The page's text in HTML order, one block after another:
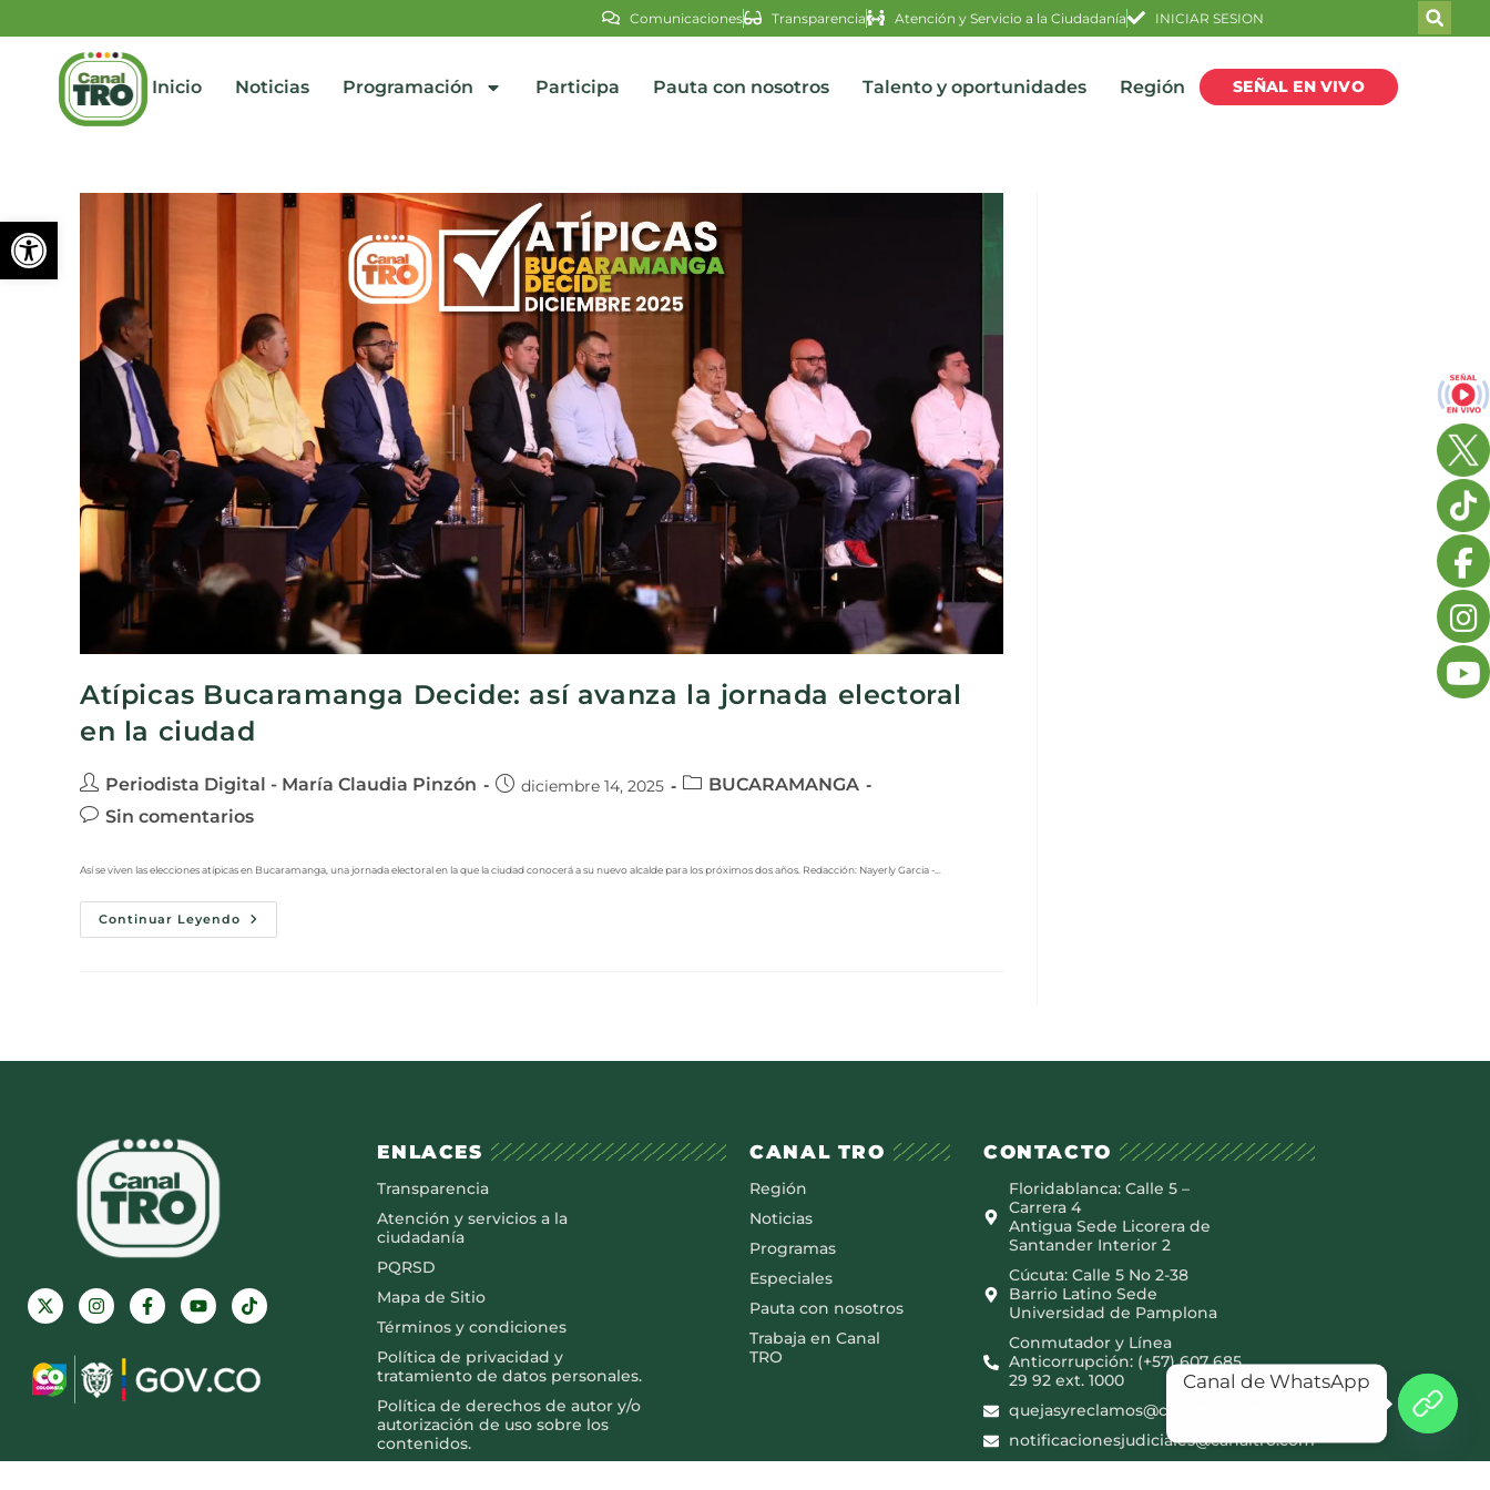
Abrir barra de herramientas
Comunicaciones Transparencia Atención y Servicio a la Ciudadanía INICIAR SESION
Inicio Noticias Programación Participa Pauta con nosotros Talento y oportunidades Región SEÑAL EN VIVO
Atípicas Bucaramanga Decide: así avanza la jornada electoral
en la ciudad
Periodista Digital - María Claudia Pinzón diciembre 14, 2025
BUCARAMANGA
Sin comentarios
Así se viven las elecciones atípicas en Bucaramanga, una jornada electoral en la que la ciudad conocerá a su nuevo alcalde para los próximos dos años. Redacción: Nayerly Garcia -…
Continuar Leyendo
ENLACES
Transparencia
Atención y servicios a la
ciudadanía
PQRSD
Mapa de Sitio
Términos y condiciones
Política de privacidad y
tratamiento de datos personales.
Política de derechos de autor y/o
autorización de uso sobre los
contenidos.
CANAL TRO
Región
Noticias
Programas
Especiales
Pauta con nosotros
Trabaja en Canal
TRO
CONTACTO
Floridablanca: Calle 5 –
Carrera 4
Antigua Sede Licorera de
Santander Interior 2
Cúcuta: Calle 5 No 2-38
Barrio Latino Sede
Universidad de Pamplona
Conmutador y Línea
Anticorrupción: (+57) 607 685
29 92 ext. 1000
quejasyreclamos@canaltro.com
notificacionesjudiciales@canaltro.com
Canal de WhatsApp